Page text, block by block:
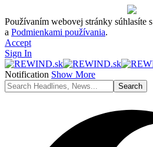
Používaním webovej stránky súhlasíte s
a Podmienkami používania.
Accept
Sign In
Notification Show More